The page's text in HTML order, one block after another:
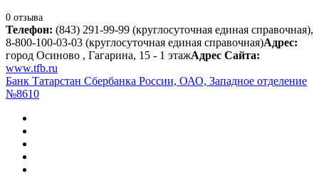
0 отзыва
Телефон: (843) 291-99-99 (круглосуточная единая справочная),
8-800-100-03-03 (круглосуточная единая справочная)Адрес:
город Осиново , Гагарина, 15 - 1 этажАдрес Сайта:
www.tfb.ru
Банк Татарстан Сбербанка России, ОАО, Западное отделение
№8610